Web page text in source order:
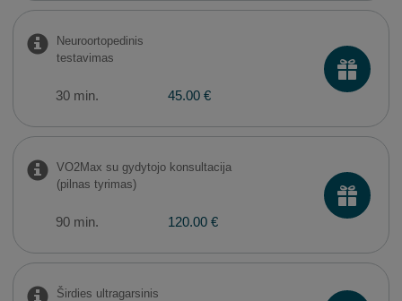
Neuroortopedinis
testavimas
30 min. 45.00 €
VO2Max su gydytojo konsultacija
(pilnas tyrimas)
90 min. 120.00 €
Širdies ultragarsinis